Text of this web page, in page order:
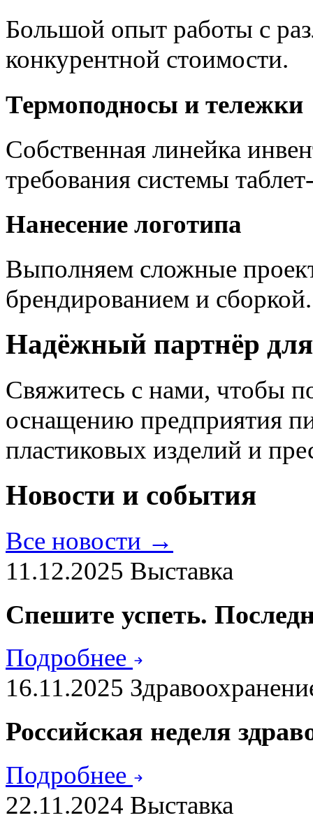
Большой опыт работы с
конкурентной стоимости.
Термоподносы и тележки
Собственная линейка
требования системы
Нанесение логотипа
Выполняем сложные
брендированием и сборкой.
Надёжный партнёр
Свяжитесь с нами, чтобы
оснащению предприятия
пластиковых изделий и
Новости и события
Все новости →
11.12.2025 Выставка
Спешите успеть.
Подробнее
16.11.2025
Российская неделя
Подробнее
22.11.2024 Выставка